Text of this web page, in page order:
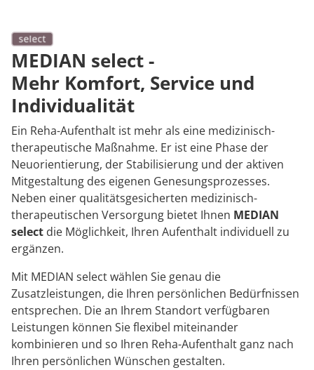
MEDIAN select -
Mehr Komfort, Service und
Individualität
Ein Reha-Aufenthalt ist mehr als eine medizinisch-
therapeutische Maßnahme. Er ist eine Phase der
Neuorientierung, der Stabilisierung und der aktiven
Mitgestaltung des eigenen Genesungsprozesses.
Neben einer qualitätsgesicherten medizinisch-
therapeutischen Versorgung bietet Ihnen MEDIAN
select die Möglichkeit, Ihren Aufenthalt individuell zu
ergänzen.
Mit MEDIAN select wählen Sie genau die
Zusatzleistungen, die Ihren persönlichen Bedürfnissen
entsprechen. Die an Ihrem Standort verfügbaren
Leistungen können Sie flexibel miteinander
kombinieren und so Ihren Reha-Aufenthalt ganz nach
Ihren persönlichen Wünschen gestalten.